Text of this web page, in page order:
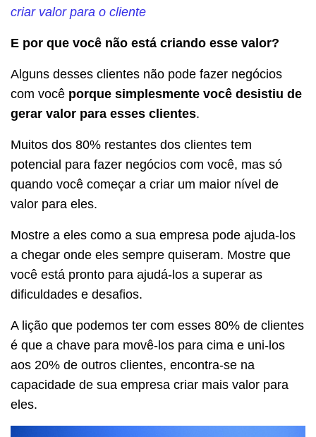
criar valor para o cliente
E por que você não está criando esse valor?
Alguns desses clientes não pode fazer negócios
com você porque simplesmente você desistiu de
gerar valor para esses clientes.
Muitos dos 80% restantes dos clientes tem
potencial para fazer negócios com você, mas só
quando você começar a criar um maior nível de
valor para eles.
Mostre a eles como a sua empresa pode ajuda-los
a chegar onde eles sempre quiseram. Mostre que
você está pronto para ajudá-los a superar as
dificuldades e desafios.
A lição que podemos ter com esses 80% de clientes
é que a chave para movê-los para cima e uni-los
aos 20% de outros clientes, encontra-se na
capacidade de sua empresa criar mais valor para
eles.